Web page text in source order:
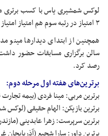
لوکس شمشیری یاس با کسب برتری
۳ امتیاز در رتبه سوم هم امتیاز امتیاز بالاتر از فرمانیه قرار گرفت.
همچنین از ابتدای دیدارها مینو
سالن برگزاری مسابقات حضور داشت
رصد کرد.
برترین‌های هفته اول مرحله دوم:
برترین مربی: مینا فردی (بیمه تجارت
برترین بازیکن: الهام حقیقی
برترین سرپرست: زهرا عابدینی